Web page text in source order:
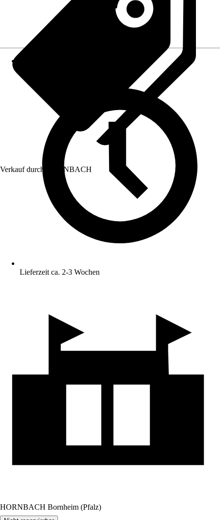
Verkauf durch: HORNBACH
Lieferzeit ca. 2-3 Wochen
HORNBACH Bornheim (Pfalz)